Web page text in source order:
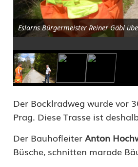
d
e
r
B
u
c
k
e
l
Eslarns Bürgermeister Reiner Gäbl
Der Bocklradweg wurde vor
Prag. Diese Trasse ist
Der BauhofleiterAnton
Büsche, schnitten marode